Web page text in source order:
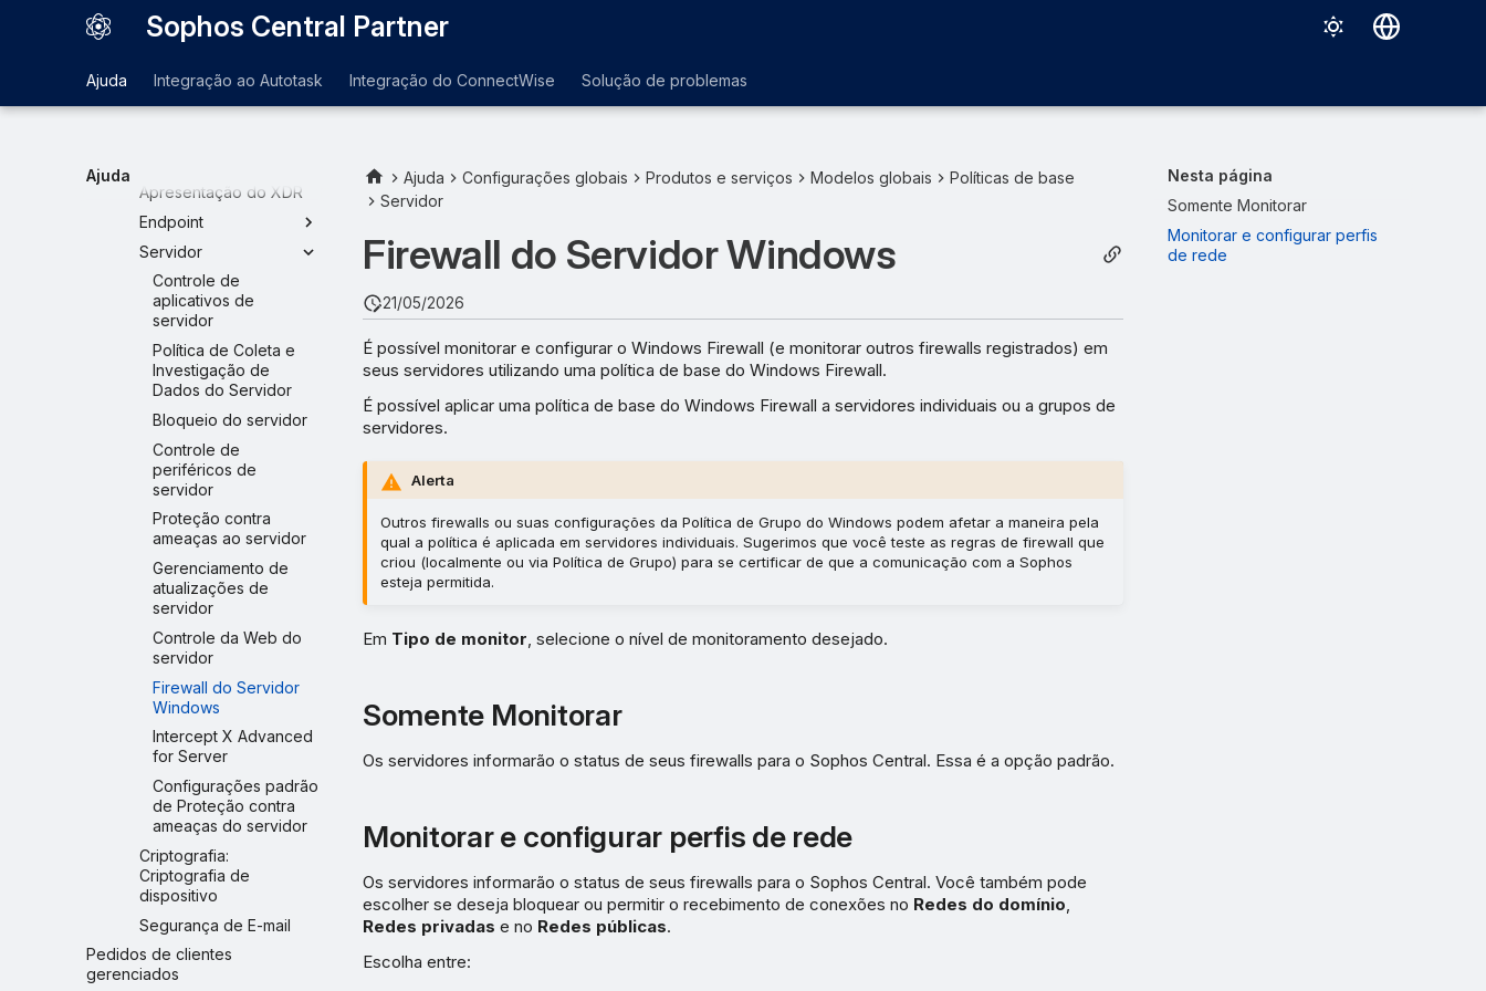
Sophos Central Partner
Italiano
Ajuda Integração ao Autotask Integração do ConnectWise Solução de problemas
Ajuda
Modelo
Configurações gerais
Políticas de base
Apresentação do XDR
Endpoint
Servidor
Controle de
aplicativos de
servidor
Política de Coleta e
Investigação de
Dados do Servidor
Bloqueio do servidor
Controle de
periféricos de
servidor
Proteção contra
ameaças ao servidor
Gerenciamento de
atualizações de
servidor
Controle da Web do
servidor
Firewall do Servidor
Windows
Intercept X Advanced
for Server
Configurações padrão
de Proteção contra
ameaças do servidor
Criptografia:
Criptografia de
dispositivo
Segurança de E-mail
Pedidos de clientes
gerenciados
Nesta página
Somente Monitorar
Monitorar e configurar perfis
de rede
Ajuda Configurações globais Produtos e serviços Modelos globais
Políticas de base
Servidor
Firewall do Servidor Windows
21/05/2026
É possível monitorar e configurar o Windows Firewall (e monitorar outros firewalls registrados) em
seus servidores utilizando uma política de base do Windows Firewall.
É possível aplicar uma política de base do Windows Firewall a servidores individuais ou a grupos de
servidores.
Alerta
Outros firewalls ou suas configurações da Política de Grupo do Windows podem afetar a maneira pela
qual a política é aplicada em servidores individuais. Sugerimos que você teste as regras de firewall que
criou (localmente ou via Política de Grupo) para se certificar de que a comunicação com a Sophos
esteja permitida.
Em Tipo de monitor, selecione o nível de monitoramento desejado.
Somente Monitorar
Os servidores informarão o status de seus firewalls para o Sophos Central. Essa é a opção padrão.
Monitorar e configurar perfis de rede
Os servidores informarão o status de seus firewalls para o Sophos Central. Você também pode
escolher se deseja bloquear ou permitir o recebimento de conexões no Redes do domínio
Redes privadas e no Redes públicas.
Escolha entre: